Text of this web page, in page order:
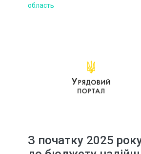
область
З початку 2025